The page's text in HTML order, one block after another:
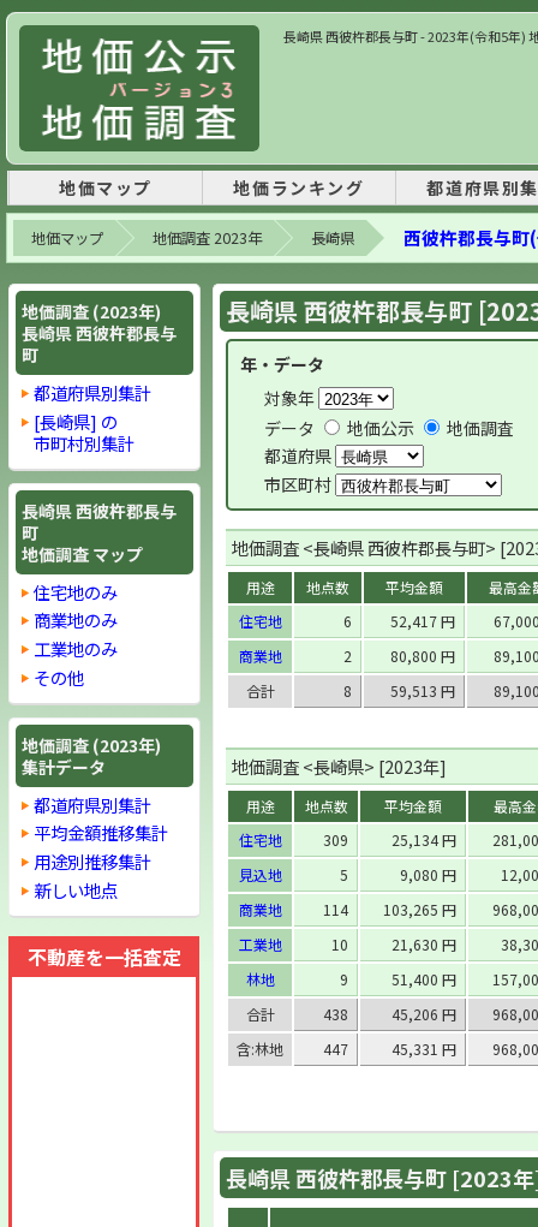
長崎県 西彼杵郡長与町 - 2023年(令和5年)
地価マップ 地価ランキング 都道府県別
地価マップ 地価調査 2023年 長崎県 西彼杵郡長与町
地価調査 (2023年)
長崎県 西彼杵郡長与
町
都道府県別集計
[長崎県] の
市町村別集計
長崎県 西彼杵郡長与
町
地価調査 マップ
住宅地のみ
商業地のみ
工業地のみ
その他
地価調査 (2023年)
集計データ
都道府県別集計
平均金額推移集計
用途別推移集計
新しい地点
不動産を一括査定
長崎県 西彼杵郡長与町
年・データ
対象年
データ
地価公示
地価調査
都道府県
市区町村
地価調査 <長崎県 西彼杵郡長与町>
用途 地点数 平均金額
最高金
住宅地
6 52,417 円
商業地
2 80,800 円
合計
8 59,513 円
地価調査 <長崎県> [2023年]
用途 地点数 平均金額
最高
住宅地
309 25,134 円
見込地
5 9,080 円
商業地
114 103,265 円
工業地
10 21,630 円
林地
9 51,400 円
合計
438 45,206 円
含:林地
447 45,331 円
長崎県 西彼杵郡長与町 [2023